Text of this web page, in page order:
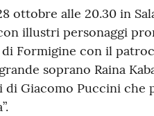
ottobre alle 20.30 in
illustri personaggi
Formigine con il
soprano Raina
Giacomo Puccini che